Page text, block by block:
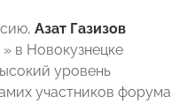
Азат Газизов
в Новокузнецке
уровень
участников форума